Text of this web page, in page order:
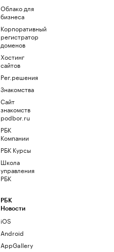
Облако для
бизнеса
Корпоративный
регистратор
доменов
Хостинг
сайтов
Рег.решения
Знакомства
Сайт
знакомств
podbor.ru
РБК
Компании
РБК Курсы
Школа
управления
РБК
РБК
Новости
iOS
Android
AppGallery